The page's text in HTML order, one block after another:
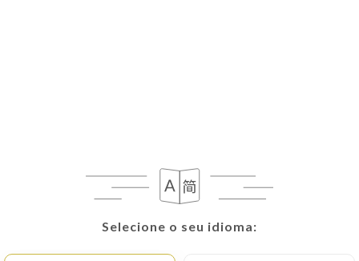
Selecione o seu idioma:
Selecione o seu idioma: